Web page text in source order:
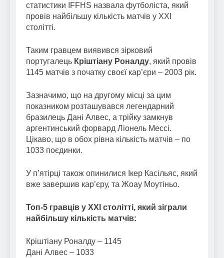
статистики IFFHS назвала футболіста, який
провів найбільшу кількість матчів у XXI
столітті.
Таким гравцем виявився зірковий
португалець Кріштіану Роналду, який провів
1145 матчів з початку своєї кар’єри – 2003 рік.
Зазначимо, що на другому місці за цим
показником розташувався легендарний
бразилець Дані Алвес, а трійку замкнув
аргентинський форвард Ліонель Мессі.
Цікаво, що в обох рівна кількість матчів – по
1033 поєдинки.
У п’ятірці також опинилися Ікер Касільяс, який
вже завершив кар’єру, та Жоау Моутіньо.
Топ-5 гравців у XXI столітті, який зіграли
найбільшу кількість матчів:
Кріштіану Роналду – 1145
Дані Алвес – 1033